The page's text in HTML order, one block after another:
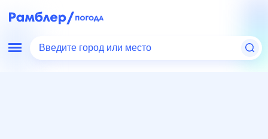
Введите город или место